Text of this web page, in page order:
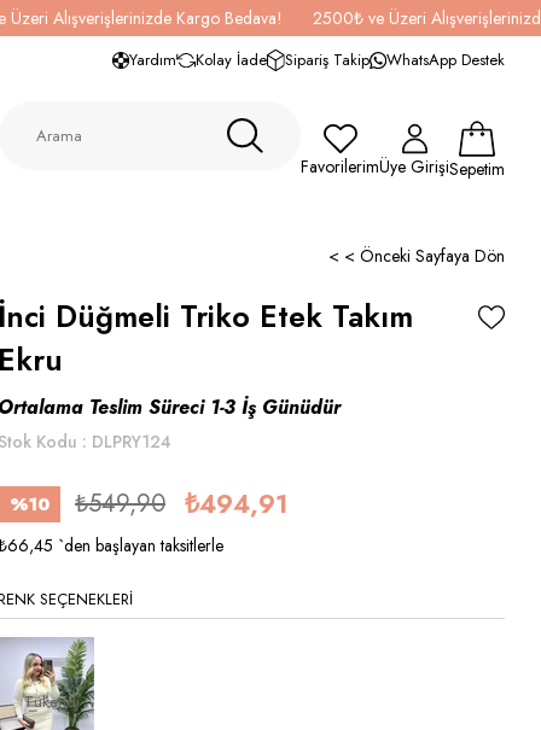
Alışverişlerinizde Kargo Bedava! 2500₺ ve Üzeri
Yardım Kolay İade Sipariş Takip WhatsApp Destek
FavorilerimÜye GirişiSepetim
< < Önceki Sayfaya Dön
İnci Düğmeli Triko Etek Takım
Ekru
Ortalama Teslim Süreci 1-3 İş Günüdür
Stok Kodu DLPRY124
%10
₺549,90 ₺494,91
`den başlayan taksitlerle
SEÇENEKLERI
Tükendi